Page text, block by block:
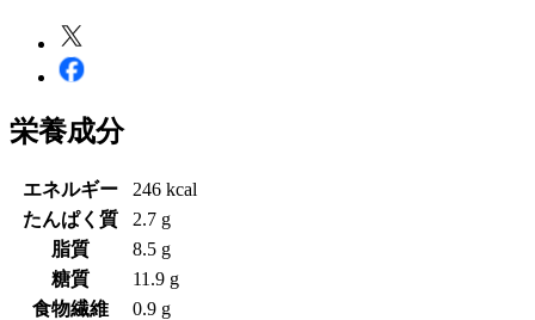
栄養成分
エネルギー
246 kcal
たんぱく質
2.7 g
脂質
8.5 g
糖質
11.9 g
食物繊維
0.9 g